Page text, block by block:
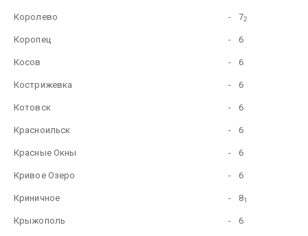
Королево - 72
Коропец - 6
Косов - 6
Кострижевка - 6
Котовск - 6
Красноильск - 6
Красные Окны - 6
Кривое Озеро - 6
Криничное - 81
Крыжополь - 6